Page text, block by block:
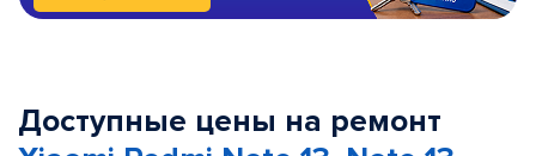
Доступные цены на ремонт